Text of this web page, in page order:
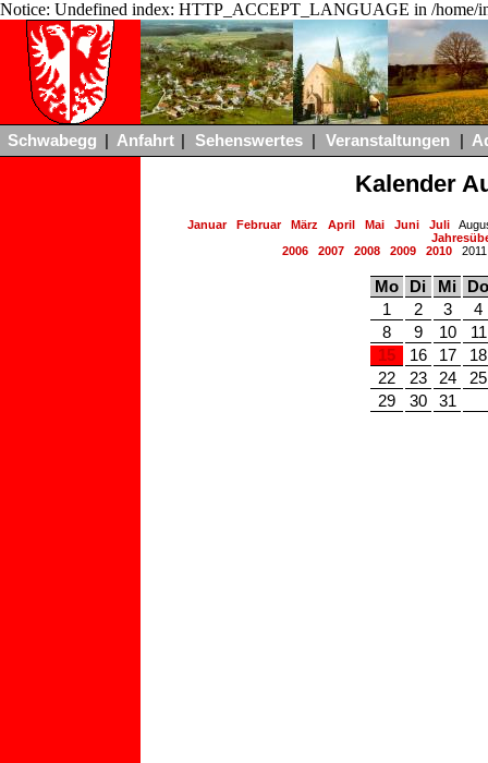
Notice: Undefined index: HTTP_ACCEPT_LANGUAGE in /home/
Schwabegg Anfahrt Sehenswertes Veranstaltungen
Kalender
Januar Februar März April Mai Juni Juli
2006
2007 2008 2009 2010
Mo Di Mi
Do
1
2 3
4
8
9 10
11
15
16 17
18
22
23 24
25
29
30 31